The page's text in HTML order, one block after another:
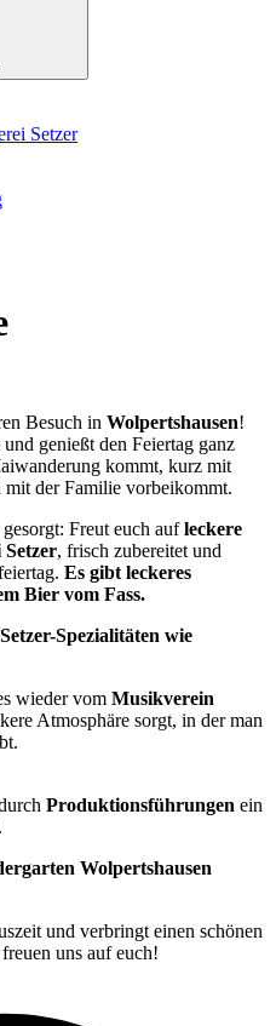
Besuch in Wolpertshausen!
genießt den Feiertag ganz
kommt, kurz mit
mit der Familie vorbeikommt.
Freut euch aufleckere
Setzer, frisch zubereitet und
Es gibt leckeres
Bier vom Fass.
Setzer-Spezialitäten wie
wieder vom Musikverein
Atmosphäre sorgt, in der man
Produktionsführungen ein
Wolpertshausen
und verbringt einen schönen
uns auf euch!